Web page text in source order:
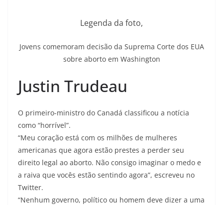
Legenda da foto,
Jovens comemoram decisão da Suprema Corte dos EUA
sobre aborto em Washington
Justin Trudeau
O primeiro-ministro do Canadá classificou a notícia
como “horrível”.
“Meu coração está com os milhões de mulheres
americanas que agora estão prestes a perder seu
direito legal ao aborto. Não consigo imaginar o medo e
a raiva que vocês estão sentindo agora”, escreveu no
Twitter.
“Nenhum governo, político ou homem deve dizer a uma